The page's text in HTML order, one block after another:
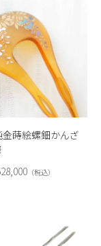
金蒔絵螺鈿かんざ
税込